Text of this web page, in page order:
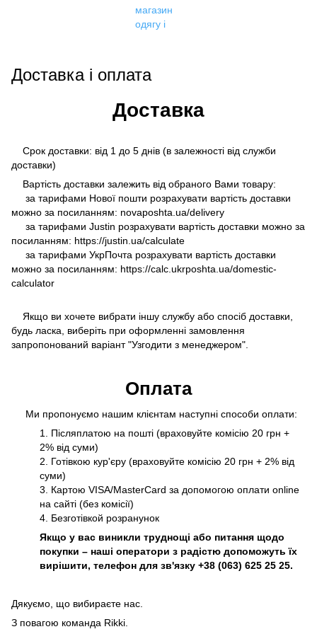
Доставка і оплата
Доставка
Срок доставки: від 1 до 5 днів (в залежності від служби
доставки)
Вартість доставки залежить від обраного Вами товару:
за тарифами Нової пошти розрахувати вартість доставки
можно за посиланням: novaposhta.ua/delivery
за тарифами Justin розрахувати вартість доставки можно за
посиланням: https://justin.ua/calculate
за тарифами УкрПочта розрахувати вартість доставки
можно за посиланням: https://calc.ukrposhta.ua/domestic-
calculator
Якщо ви хочете вибрати іншу службу або спосіб доставки,
будь ласка, виберіть при оформленні замовлення
запропонований варіант "Узгодити з менеджером".
Оплата
Ми пропонуємо нашим клієнтам наступні способи оплати:
1. Післяплатою на пошті (враховуйте комісію 20 грн +
2% від суми)
2. Готівкою кур'єру (враховуйте комісію 20 грн + 2% від
суми)
3. Картою VISA/MasterCard за допомогою оплати online
на сайті (без комісії)
4. Безготівкой розранунок
Якщо у вас виникли труднощі або питання щодо
покупки – наші оператори з радістю допоможуть їх
вирішити, телефон для зв'язку +38 (063) 625 25 25.
Дякуємо, що вибираєте нас.
З повагою команда Rikki.